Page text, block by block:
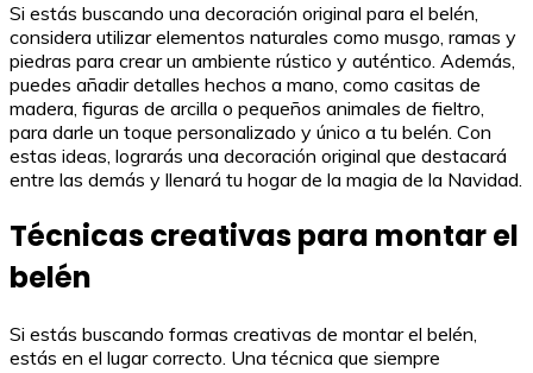
Si estás buscando una decoración original para el belén,
considera utilizar elementos naturales como musgo, ramas y
piedras para crear un ambiente rústico y auténtico. Además,
puedes añadir detalles hechos a mano, como casitas de
madera, figuras de arcilla o pequeños animales de fieltro,
para darle un toque personalizado y único a tu belén. Con
estas ideas, lograrás una decoración original que destacará
entre las demás y llenará tu hogar de la magia de la Navidad.
Técnicas creativas para montar el
belén
Si estás buscando formas creativas de montar el belén,
estás en el lugar correcto. Una técnica que siempre